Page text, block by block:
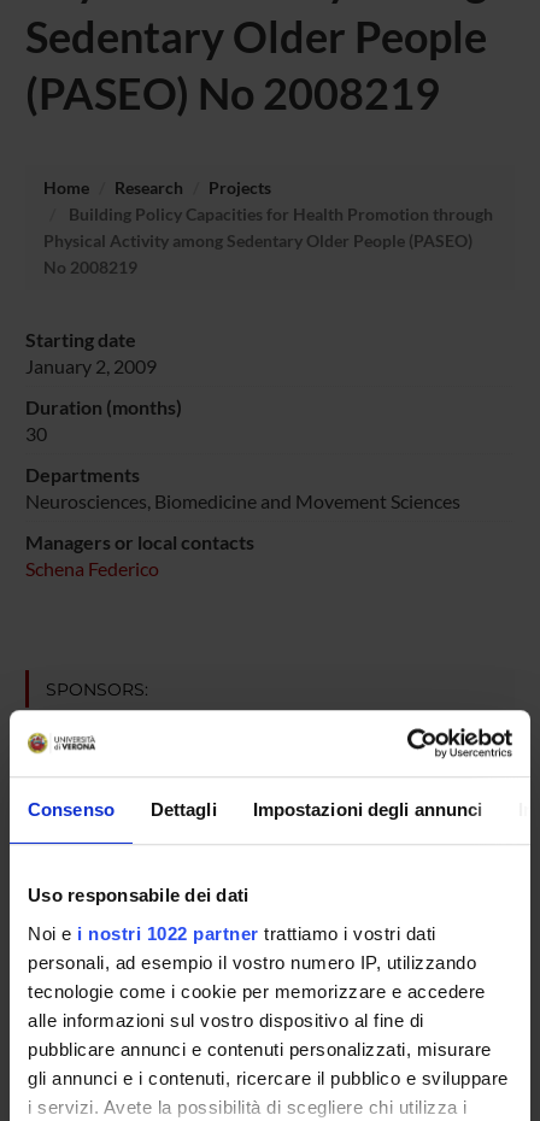
Consenso Dettagli Impostazioni degli annunci
Uso responsabile dei dati
Noi e i nostri 1022 partner trattiamo i vostri dati
personali, ad esempio il vostro numero IP, utilizzando
tecnologie come i cookie per memorizzare e accedere
alle informazioni sul vostro dispositivo al fine di
pubblicare annunci e contenuti personalizzati, misurare
gli annunci e i contenuti, ricercare il pubblico e sviluppare
i servizi. Avete la possibilità di scegliere chi utilizza i
Sedentary Older People
(PASEO) No 2008219
Home Research
Projects
Building Policy Capacities for Health Promotion through
Physical Activity among Sedentary Older People (PASEO)
No 2008219
Starting date
January 2, 2009
Duration (months)
30
Departments
Neurosciences, Biomedicine and Movement Sciences
Managers or local contacts
Schena Federico
SPONSORS:
Comunità Europea
Full Professor
Nicole Tabarini
SECTIONS